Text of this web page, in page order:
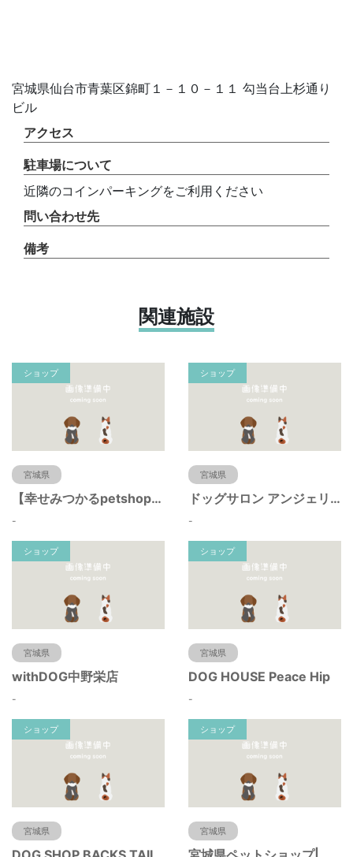
宮城県仙台市青葉区錦町１－１０－１１ 勾当台上杉通り
ビル
アクセス
駐車場について
近隣のコインパーキングをご利用ください
問い合わせ先
備考
関連施設
ショップ
宮城県
【幸せみつかるpetshop】ハバナデー
-
ショップ
宮城県
ドッグサロン アンジェリーク
-
ショップ
宮城県
withDOG中野栄店
-
ショップ
宮城県
DOG HOUSE Peace Hip
-
ショップ
宮城県
ショップ
宮城県